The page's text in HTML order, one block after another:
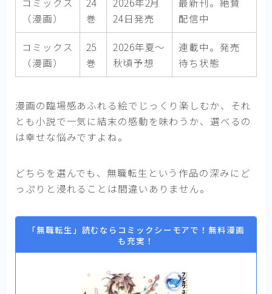
（漫画）
巻
24日発売
配信中
コミックス
（漫画）
25
巻
2026年夏〜
秋頃予想
連載中。発売
待ち状態
漫画の臨場感あふれる絵でじっくり楽しむか、それ
とも小説で一気に結末の感動を味わうか、選べるの
は幸せな悩みですよね。
どちらを選んでも、無職転生という作品の深みにど
っぷりと浸れることは間違いありません。
「無職転生」読むならコミックシーモアで！無料漫画
も充実！